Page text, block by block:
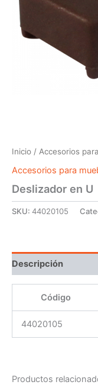
Inicio / Accesorios
Accesorios para
Deslizador en U
SKU: 44020105
Descripción
Código
44020105
Productos